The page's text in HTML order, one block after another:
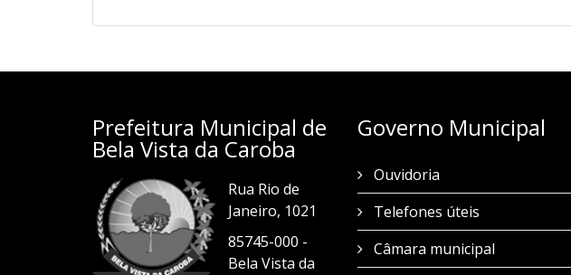
Prefeitura Municipal de
Bela Vista da Caroba
Rua Rio de
Janeiro, 1021
85745-000 -
Bela Vista da
Governo Municipal
Ouvidoria
Telefones úteis
Câmara municipal